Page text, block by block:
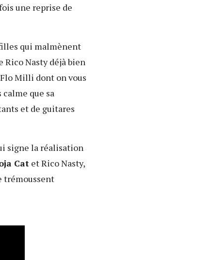
une reprise de
qui malmènent
Rico Nasty déjà bien
Milli dont on vous
que sa
et de guitares
signe la réalisation
Catet Rico Nasty,
trémoussent